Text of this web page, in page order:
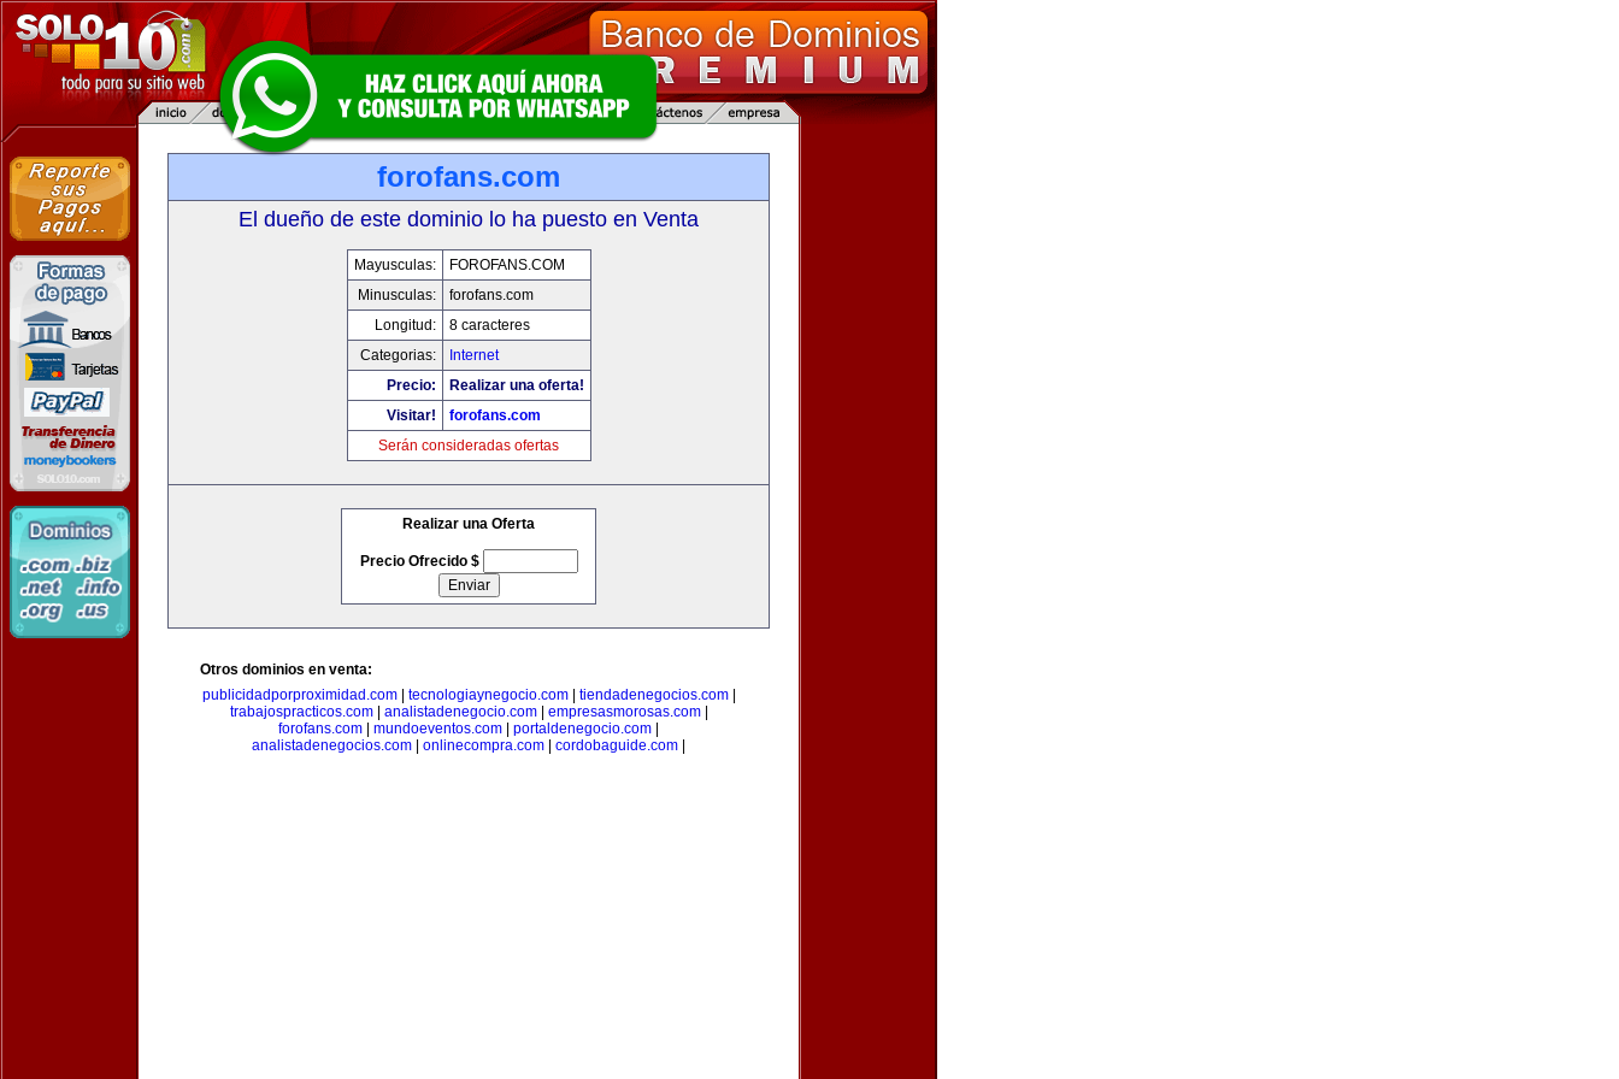
forofans.com
El dueño de este dominio lo ha puesto en Venta
Mayusculas:
FOROFANS.COM
Minusculas:
forofans.com
Longitud:
8 caracteres
Categorias:
Internet
Precio:
Realizar una oferta!
Visitar!
forofans.com
Serán consideradas ofertas
Realizar una Oferta
Precio Ofrecido $
Otros dominios en venta:
publicidadporproximidad.com| tecnologiaynegocio.com| tiendadenegocios.com|
trabajospracticos.com| analistadenegocio.com| empresasmorosas.com|
forofans.com
mundoeventos.com portaldenegocio.com
analistadenegocios.com
onlinecompra.com cordobaguide.com